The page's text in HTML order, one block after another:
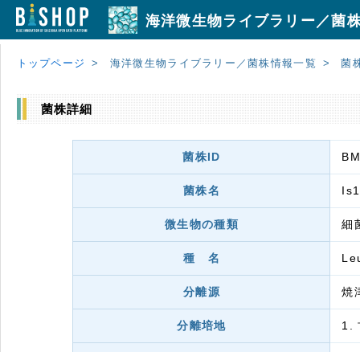
海洋微生物ライブラリー／菌
トップページ 海洋微生物ライブラリー／菌株情報一覧 菌
菌株詳細
菌株ID
菌株名
微生物の種類 細
種 名
分離源 焼
分離培地 1.